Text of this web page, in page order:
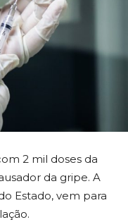
2 mil doses da
da gripe. A
Estado, vem para